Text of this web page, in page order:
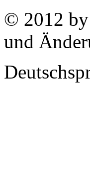
© 2012
und